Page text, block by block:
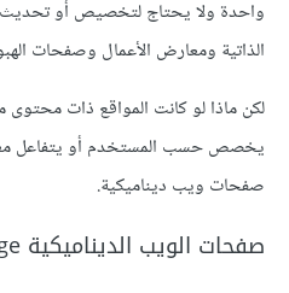
واحدة ولا يحتاج لتخصيص أو تحديث
الذاتية ومعارض الأعمال وصفحات
لكن ماذا لو كانت المواقع ذات
يخصص حسب المستخدم أو يتفاعل
صفحات ويب ديناميكية.
صفحات الويب الديناميكية Dynamic Web Page